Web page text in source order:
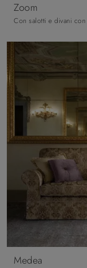
Zoom
Medea